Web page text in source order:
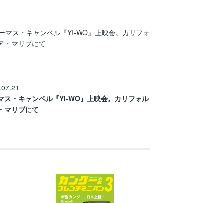
ス・キャンベル『YI-WO』上映会。カリフォル
マリブにて